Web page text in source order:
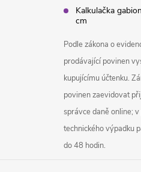
Kalkulačka
cm
Podle zákona o
prodávající povinen
kupujícímu účtenku.
povinen zaevidovat
správce daně online;
technického výpadku
do 48 hodin.